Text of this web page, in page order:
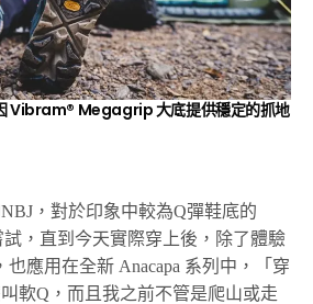
Vibram® Megagrip 大底提供穩定的抓地
，對於印象中較為Q彈鞋底的
，直到今天實際穿上後，除了體驗
應用在全新 Anacapa 系列中，「穿
軟Q，而且我之前不管是爬山或走